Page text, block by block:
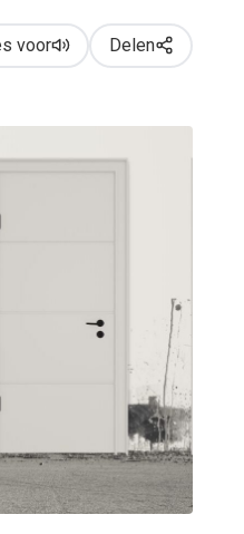
voor Delen